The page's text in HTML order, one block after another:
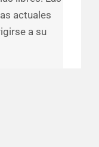
actuales
a su